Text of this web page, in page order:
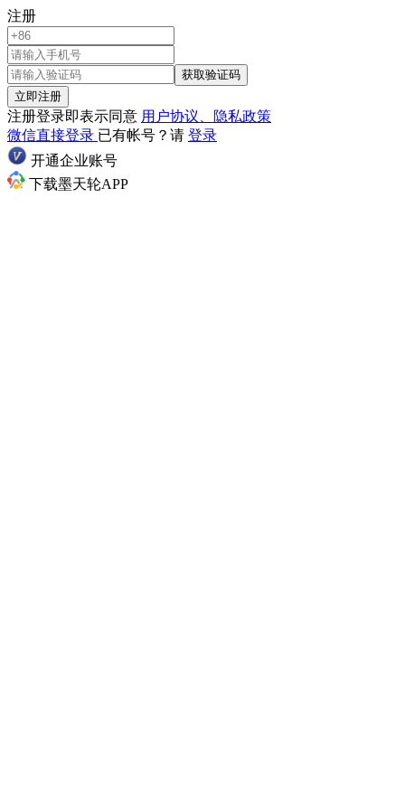
注册
获取验证码
立即注册
注册登录即表示同意 用户协议、隐私政策
微信直接登录 已有帐号？请 登录
开通企业账号
下载墨天轮APP